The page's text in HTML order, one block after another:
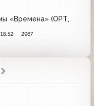
«Времена» (ОРТ,
2967